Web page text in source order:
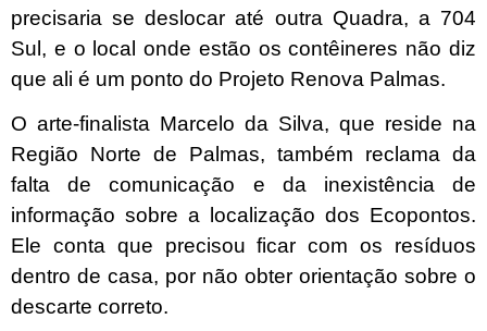
precisaria se deslocar até outra Quadra, a 704
Sul, e o local onde estão os contêineres não diz
que ali é um ponto do Projeto Renova Palmas.
O arte-finalista Marcelo da Silva, que reside na
Região Norte de Palmas, também reclama da
falta de comunicação e da inexistência de
informação sobre a localização dos Ecopontos.
Ele conta que precisou ficar com os resíduos
dentro de casa, por não obter orientação sobre o
descarte correto.